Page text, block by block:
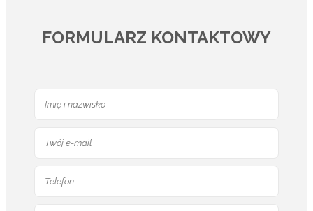
FORMULARZ KONTAKTOWY